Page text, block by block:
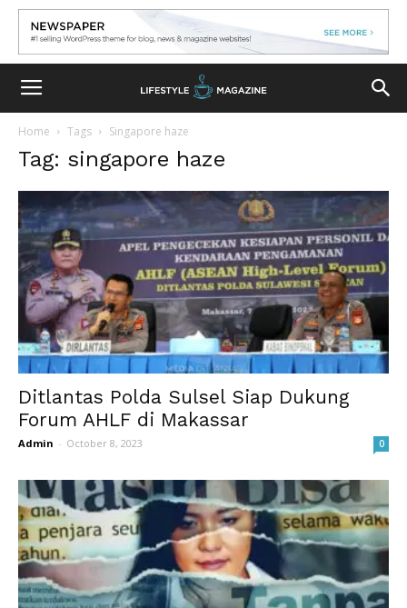
Home Tags Singapore haze
Tag: singapore haze
Ditlantas Polda Sulsel Siap Dukung
Forum AHLF di Makassar
Admin - October 8, 2023 0